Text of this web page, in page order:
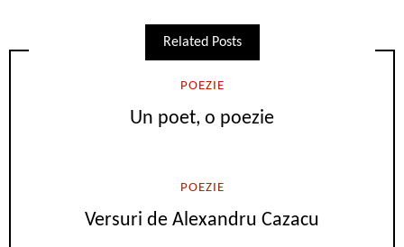
Related Posts
POEZIE
Un poet, o poezie
POEZIE
Versuri de Alexandru Cazacu